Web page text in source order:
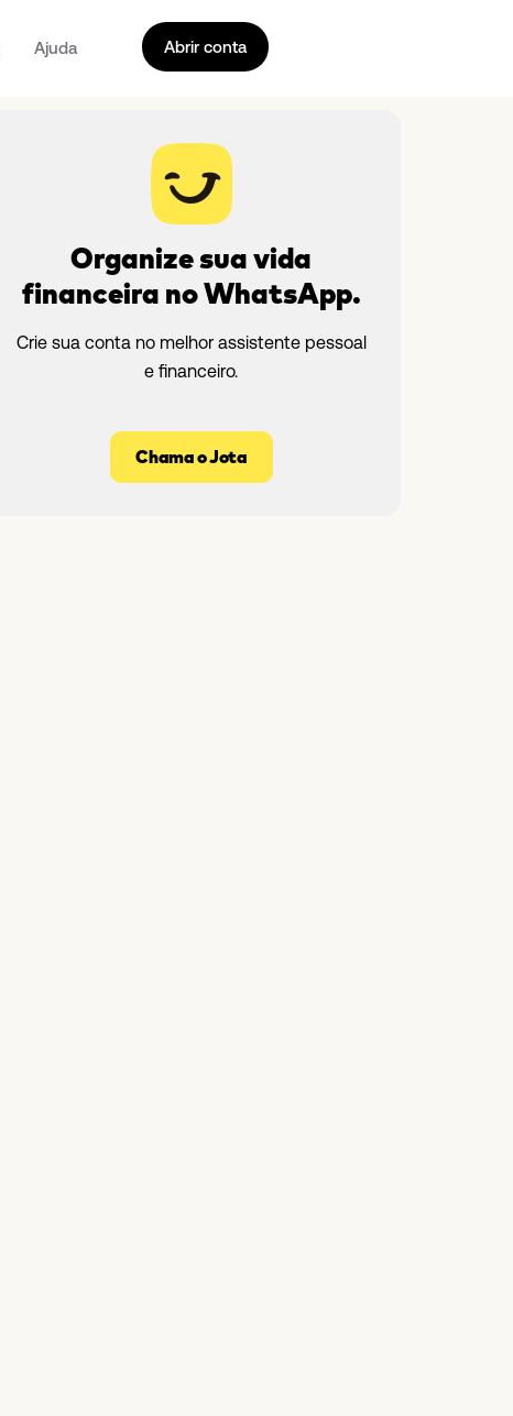
Ajuda Abrir conta
Organize sua vida
financeira no WhatsApp.
Crie sua conta no melhor assistente pessoal
e financeiro.
Chama o Jota